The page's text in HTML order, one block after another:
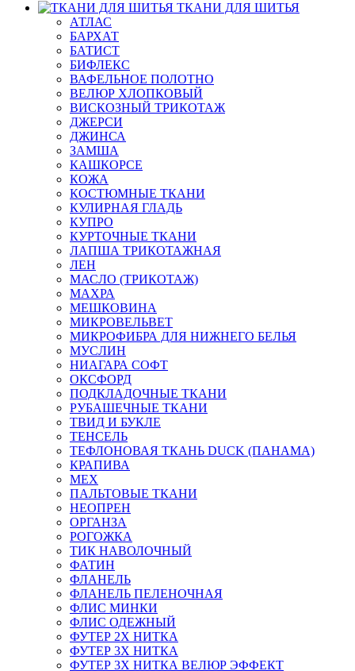
ТКАНИ ДЛЯ ШИТЬЯ
АТЛАС
БАРХАТ
БАТИСТ
БИФЛЕКС
ВАФЕЛЬНОЕ ПОЛОТНО
ВЕЛЮР ХЛОПКОВЫЙ
ВИСКОЗНЫЙ ТРИКОТАЖ
ДЖЕРСИ
ДЖИНСА
ЗАМША
КАШКОРСЕ
КОЖА
КОСТЮМНЫЕ ТКАНИ
КУЛИРНАЯ ГЛАДЬ
КУПРО
КУРТОЧНЫЕ ТКАНИ
ЛАПША ТРИКОТАЖНАЯ
ЛЕН
МАСЛО (ТРИКОТАЖ)
МАХРА
МЕШКОВИНА
МИКРОВЕЛЬВЕТ
МИКРОФИБРА ДЛЯ НИЖНЕГО БЕЛЬЯ
МУСЛИН
НИАГАРА СОФТ
ОКСФОРД
ПОДКЛАДОЧНЫЕ ТКАНИ
РУБАШЕЧНЫЕ ТКАНИ
ТВИД И БУКЛЕ
ТЕНСЕЛЬ
ТЕФЛОНОВАЯ ТКАНЬ DUCK (ПАНАМА)
КРАПИВА
МЕХ
ПАЛЬТОВЫЕ ТКАНИ
НЕОПРЕН
ОРГАНЗА
РОГОЖКА
ТИК НАВОЛОЧНЫЙ
ФАТИН
ФЛАНЕЛЬ
ФЛАНЕЛЬ ПЕЛЕНОЧНАЯ
ФЛИС МИНКИ
ФЛИС ОДЕЖНЫЙ
ФУТЕР 2Х НИТКА
ФУТЕР 3Х НИТКА
ФУТЕР 3Х НИТКА ВЕЛЮР ЭФФЕКТ